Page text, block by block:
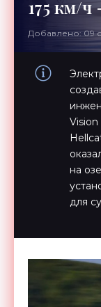
175 км/ч
Добавлено: 09
на
для